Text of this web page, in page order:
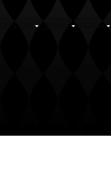
الرئيسية عن الهيئة سباقات